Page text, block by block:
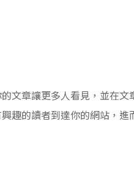
文章讓更多人看見，並在文
趣的讀者到達你的網站，進